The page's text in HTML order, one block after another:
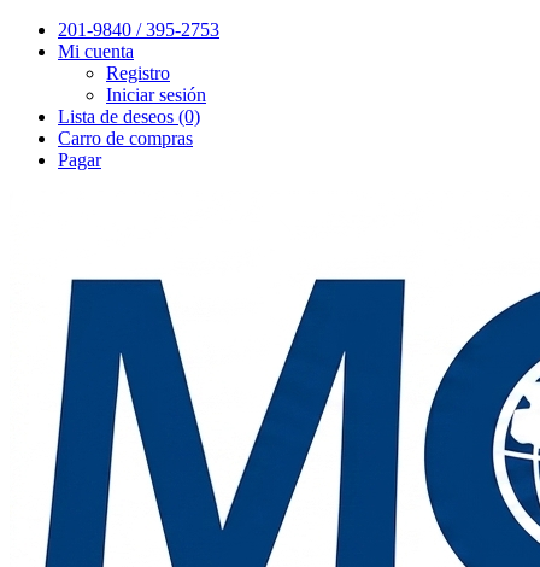
201-9840 / 395-2753
Mi cuenta
Registro
Iniciar sesión
Lista de deseos (0)
Carro de compras
Pagar